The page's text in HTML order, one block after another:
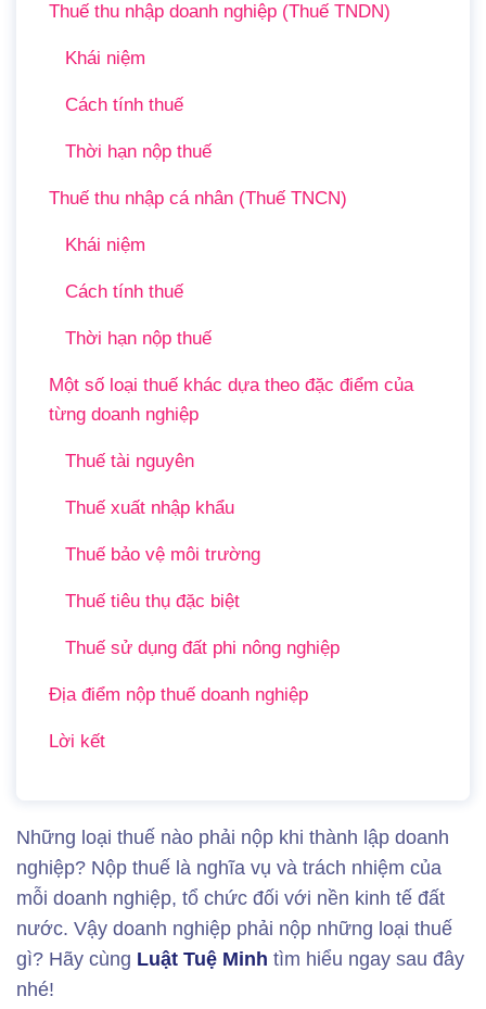
Thuế thu nhập doanh nghiệp (Thuế TNDN)
Khái niệm
Cách tính thuế
Thời hạn nộp thuế
Thuế thu nhập cá nhân (Thuế TNCN)
Khái niệm
Cách tính thuế
Thời hạn nộp thuế
Một số loại thuế khác dựa theo đặc điểm của
từng doanh nghiệp
Thuế tài nguyên
Thuế xuất nhập khẩu
Thuế bảo vệ môi trường
Thuế tiêu thụ đặc biệt
Thuế sử dụng đất phi nông nghiệp
Địa điểm nộp thuế doanh nghiệp
Lời kết
Những loại thuế nào phải nộp khi thành lập doanh
nghiệp? Nộp thuế là nghĩa vụ và trách nhiệm của
mỗi doanh nghiệp, tổ chức đối với nền kinh tế đất
nước. Vậy doanh nghiệp phải nộp những loại thuế
gì? Hãy cùng Luật Tuệ Minh tìm hiểu ngay sau đây
nhé!